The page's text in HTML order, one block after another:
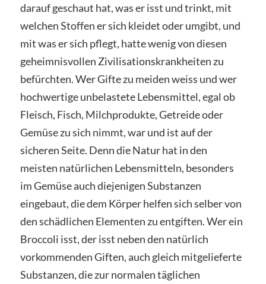
darauf geschaut hat, was er isst und trinkt, mit
welchen Stoffen er sich kleidet oder umgibt, und
mit was er sich pflegt, hatte wenig von diesen
geheimnisvollen Zivilisationskrankheiten zu
befürchten. Wer Gifte zu meiden weiss und wer
hochwertige unbelastete Lebensmittel, egal ob
Fleisch, Fisch, Milchprodukte, Getreide oder
Gemüse zu sich nimmt, war und ist auf der
sicheren Seite. Denn die Natur hat in den
meisten natürlichen Lebensmitteln, besonders
im Gemüse auch diejenigen Substanzen
eingebaut, die dem Körper helfen sich selber von
den schädlichen Elementen zu entgiften. Wer ein
Broccoli isst, der isst neben den natürlich
vorkommenden Giften, auch gleich mitgelieferte
Substanzen, die zur normalen täglichen